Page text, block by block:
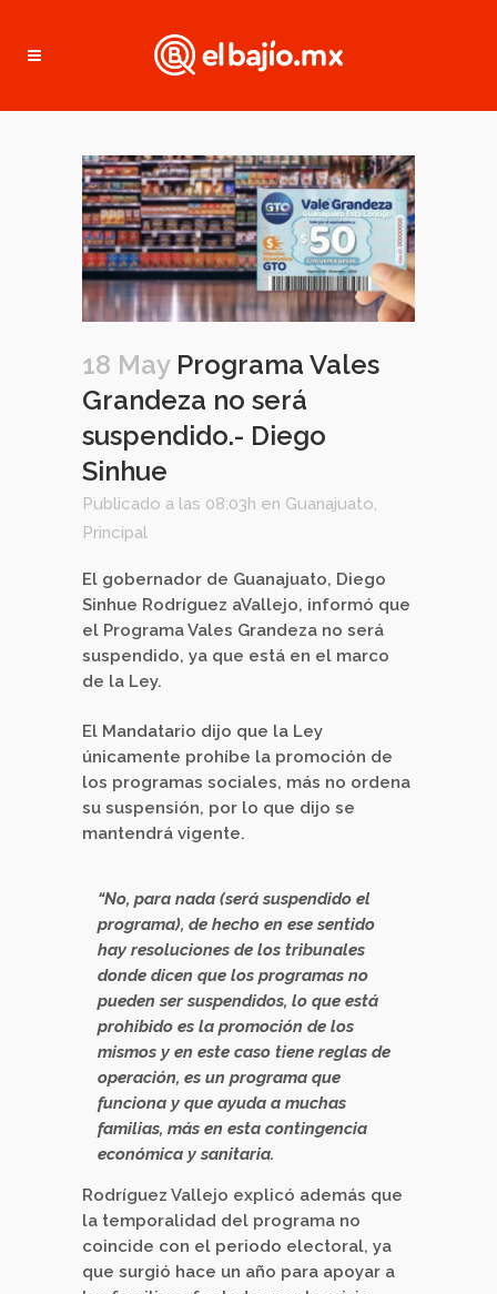
18 MayPrograma Vales
Grandeza no será
suspendido.- Diego
Sinhue
Publicado a las 08:03h en Guanajuato,
Principal
El gobernador de Guanajuato, Diego
Sinhue Rodríguez aVallejo, informó que
el Programa Vales Grandeza no será
suspendido, ya que está en el marco
de la Ley.
El Mandatario dijo que la Ley
únicamente prohíbe la promoción de
los programas sociales, más no ordena
su suspensión, por lo que dijo se
mantendrá vigente.
“No, para nada (será suspendido el
programa), de hecho en ese sentido
hay resoluciones de los tribunales
donde dicen que los programas no
pueden ser suspendidos, lo que está
prohibido es la promoción de los
mismos y en este caso tiene reglas de
operación, es un programa que
funciona y que ayuda a muchas
familias, más en esta contingencia
económica y sanitaria.
Rodríguez Vallejo explicó además que
la temporalidad del programa no
coincide con el periodo electoral, ya
que surgió hace un año para apoyar a